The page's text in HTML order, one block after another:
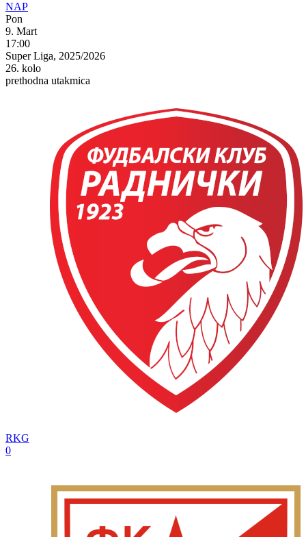
NAP
Pon
9. Mart
17:00
Super Liga, 2025/2026
26. kolo
prethodna utakmica
RKG
0